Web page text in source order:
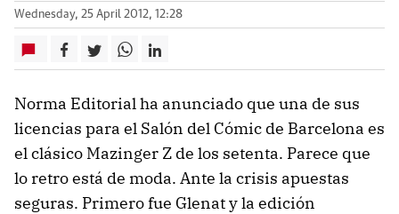
Wednesday, 25 April 2012, 12:28
Norma Editorial ha anunciado que una de sus
licencias para el Salón del Cómic de Barcelona es
el clásico Mazinger Z de los setenta. Parece que
lo retro está de moda. Ante la crisis apuestas
seguras. Primero fue Glenat y la edición